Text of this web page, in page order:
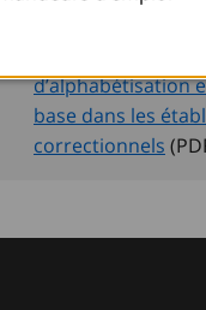
Note de service du
Élargissement de
d’alphabétisation
base dans les
correctionnels